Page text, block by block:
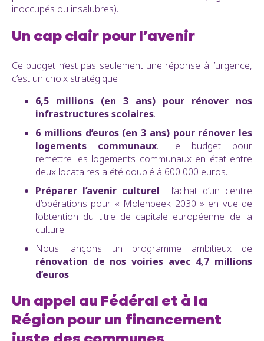
inoccupés ou insalubres).
Un cap clair pour l’avenir
Ce budget n’est pas seulement une réponse à l’urgence,
c’est un choix stratégique :
6,5 millions (en 3 ans) pour rénover nos
infrastructures scolaires.
6 millions d’euros (en 3 ans) pour rénover les
logements communaux. Le budget pour
remettre les logements communaux en état entre
deux locataires a été doublé à 600 000 euros.
Préparer l’avenir culturel : l’achat d’un centre
d’opérations pour « Molenbeek 2030 » en vue de
l’obtention du titre de capitale européenne de la
culture.
Nous lançons un programme ambitieux de
rénovation de nos voiries avec 4,7 millions
d’euros.
Un appel au Fédéral et à la
Région pour un financement